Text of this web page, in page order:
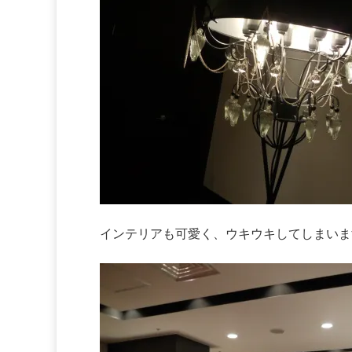
インテリアも可愛く、ウキウキしてしまい